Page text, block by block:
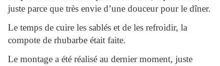
juste parce que très envie d’une douceur pour le dîner.
Le temps de cuire les sablés et de les refroidir, la
compote de rhubarbe était faite.
Le montage a été réalisé au dernier moment, juste